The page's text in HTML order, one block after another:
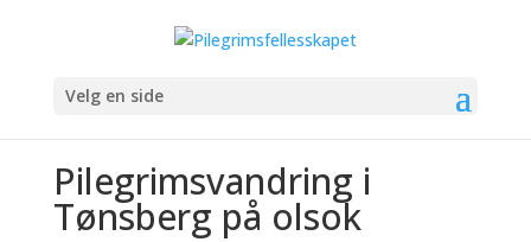
Velg en side
Pilegrimsvandring i
Tønsberg på olsok